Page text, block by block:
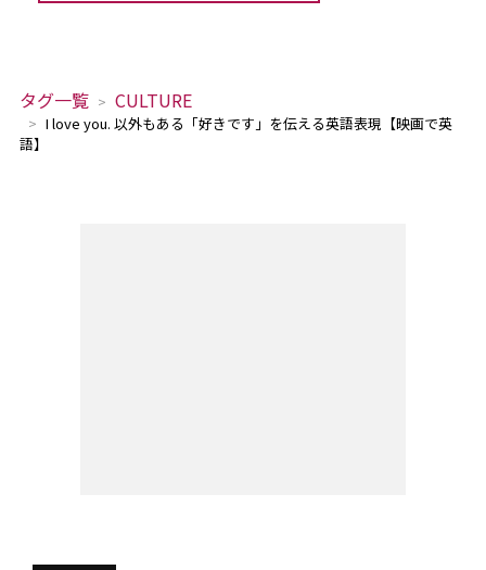
タグ一覧 CULTURE
I love you. 以外もある「好きです」を伝える英語表現【映画で英
語】